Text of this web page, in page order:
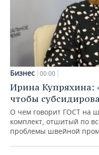
Бизнес 00:00
Ирина Купряхина:
чтобы
О чем говорит ГОСТ на
комплект, отшитый по
проблемы швейной